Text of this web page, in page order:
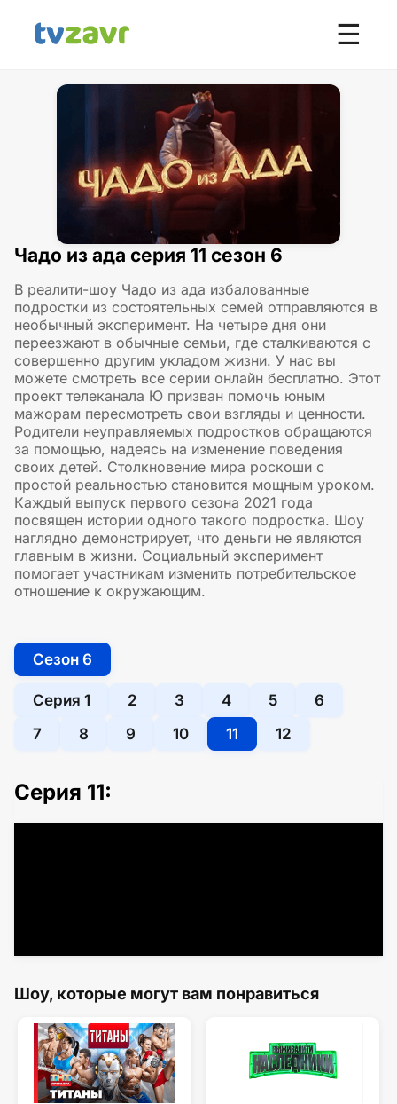
☰
Чадо из ада серия 11 сезон 6
В реалити-шоу Чадо из ада избалованные
подростки из состоятельных семей отправляются в
необычный эксперимент. На четыре дня они
переезжают в обычные семьи, где сталкиваются с
совершенно другим укладом жизни. У нас вы
можете смотреть все серии онлайн бесплатно. Этот
проект телеканала Ю призван помочь юным
мажорам пересмотреть свои взгляды и ценности.
Родители неуправляемых подростков обращаются
за помощью, надеясь на изменение поведения
своих детей. Столкновение мира роскоши с
простой реальностью становится мощным уроком.
Каждый выпуск первого сезона 2021 года
посвящен истории одного такого подростка. Шоу
наглядно демонстрирует, что деньги не являются
главным в жизни. Социальный эксперимент
помогает участникам изменить потребительское
отношение к окружающим.
Сезон 6
Серия 1 2 3 4 5
6
7
8 9 10 11 12
Серия 11:
Шоу, которые могут вам понравиться